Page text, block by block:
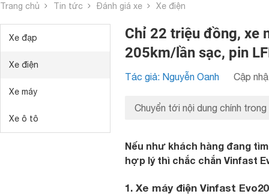
Trang chủ Tin tức Đánh giá xe Xe điện
Xe đạp
Xe điện
Xe máy
Xe ô tô
Chỉ 22 triệu đồng, xe
205km/lần sạc, pin
Tác giả: Nguyễn Oanh Cập
Chuyển tới nội dung chính trong
Nếu như khách hàng đang
hợp lý thì chắc chắn Vinfast
1. Xe máy điện Vinfast